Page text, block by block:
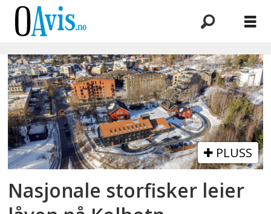
Emne:
ncc
PLUSS
Nasjonale storfisker leier